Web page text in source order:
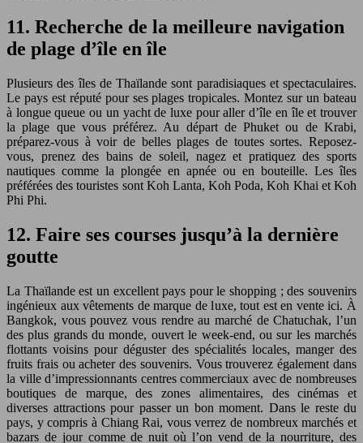
11. Recherche de la meilleure navigation
de plage d’île en île
Plusieurs des îles de Thaïlande sont paradisiaques et spectaculaires.
Le pays est réputé pour ses plages tropicales. Montez sur un bateau
à longue queue ou un yacht de luxe pour aller d’île en île et trouver
la plage que vous préférez. Au départ de Phuket ou de Krabi,
préparez-vous à voir de belles plages de toutes sortes. Reposez-
vous, prenez des bains de soleil, nagez et pratiquez des sports
nautiques comme la plongée en apnée ou en bouteille. Les îles
préférées des touristes sont Koh Lanta, Koh Poda, Koh Khai et Koh
Phi Phi.
12. Faire ses courses jusqu’à la dernière
goutte
La Thaïlande est un excellent pays pour le shopping ; des souvenirs
ingénieux aux vêtements de marque de luxe, tout est en vente ici. À
Bangkok, vous pouvez vous rendre au marché de Chatuchak, l’un
des plus grands du monde, ouvert le week-end, ou sur les marchés
flottants voisins pour déguster des spécialités locales, manger des
fruits frais ou acheter des souvenirs. Vous trouverez également dans
la ville d’impressionnants centres commerciaux avec de nombreuses
boutiques de marque, des zones alimentaires, des cinémas et
diverses attractions pour passer un bon moment. Dans le reste du
pays, y compris à Chiang Rai, vous verrez de nombreux marchés et
bazars de jour comme de nuit où l’on vend de la nourriture, des